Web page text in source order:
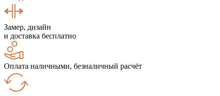
Замер, дизайн
и доставка бесплатно
Оплата наличными, безналичный расчёт